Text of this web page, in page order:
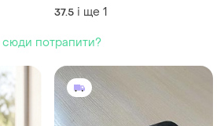
37.5 і ще 1
сюди потрапити?